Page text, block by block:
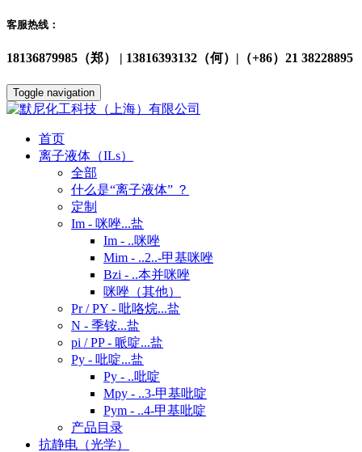
客服热线：
18136879985（郑） | 13816393132（何）|（+86）21 38228895
Toggle navigation
首页
离子液体（ILs）
全部
什么是“离子液体” ？
定制
Im - 咪唑...盐
Im - ..咪唑
Mim - ..2..-甲基咪唑
Bzi - ..本并咪唑
咪唑（其他）
Pr / PY - 吡咯烷...盐
N - 季铵...盐
pi / PP - 哌啶...盐
Py - 吡啶...盐
Py - ..吡啶
Mpy - ..3-甲基吡啶
Pym - ..4-甲基吡啶
产品目录
抗静电（光学）